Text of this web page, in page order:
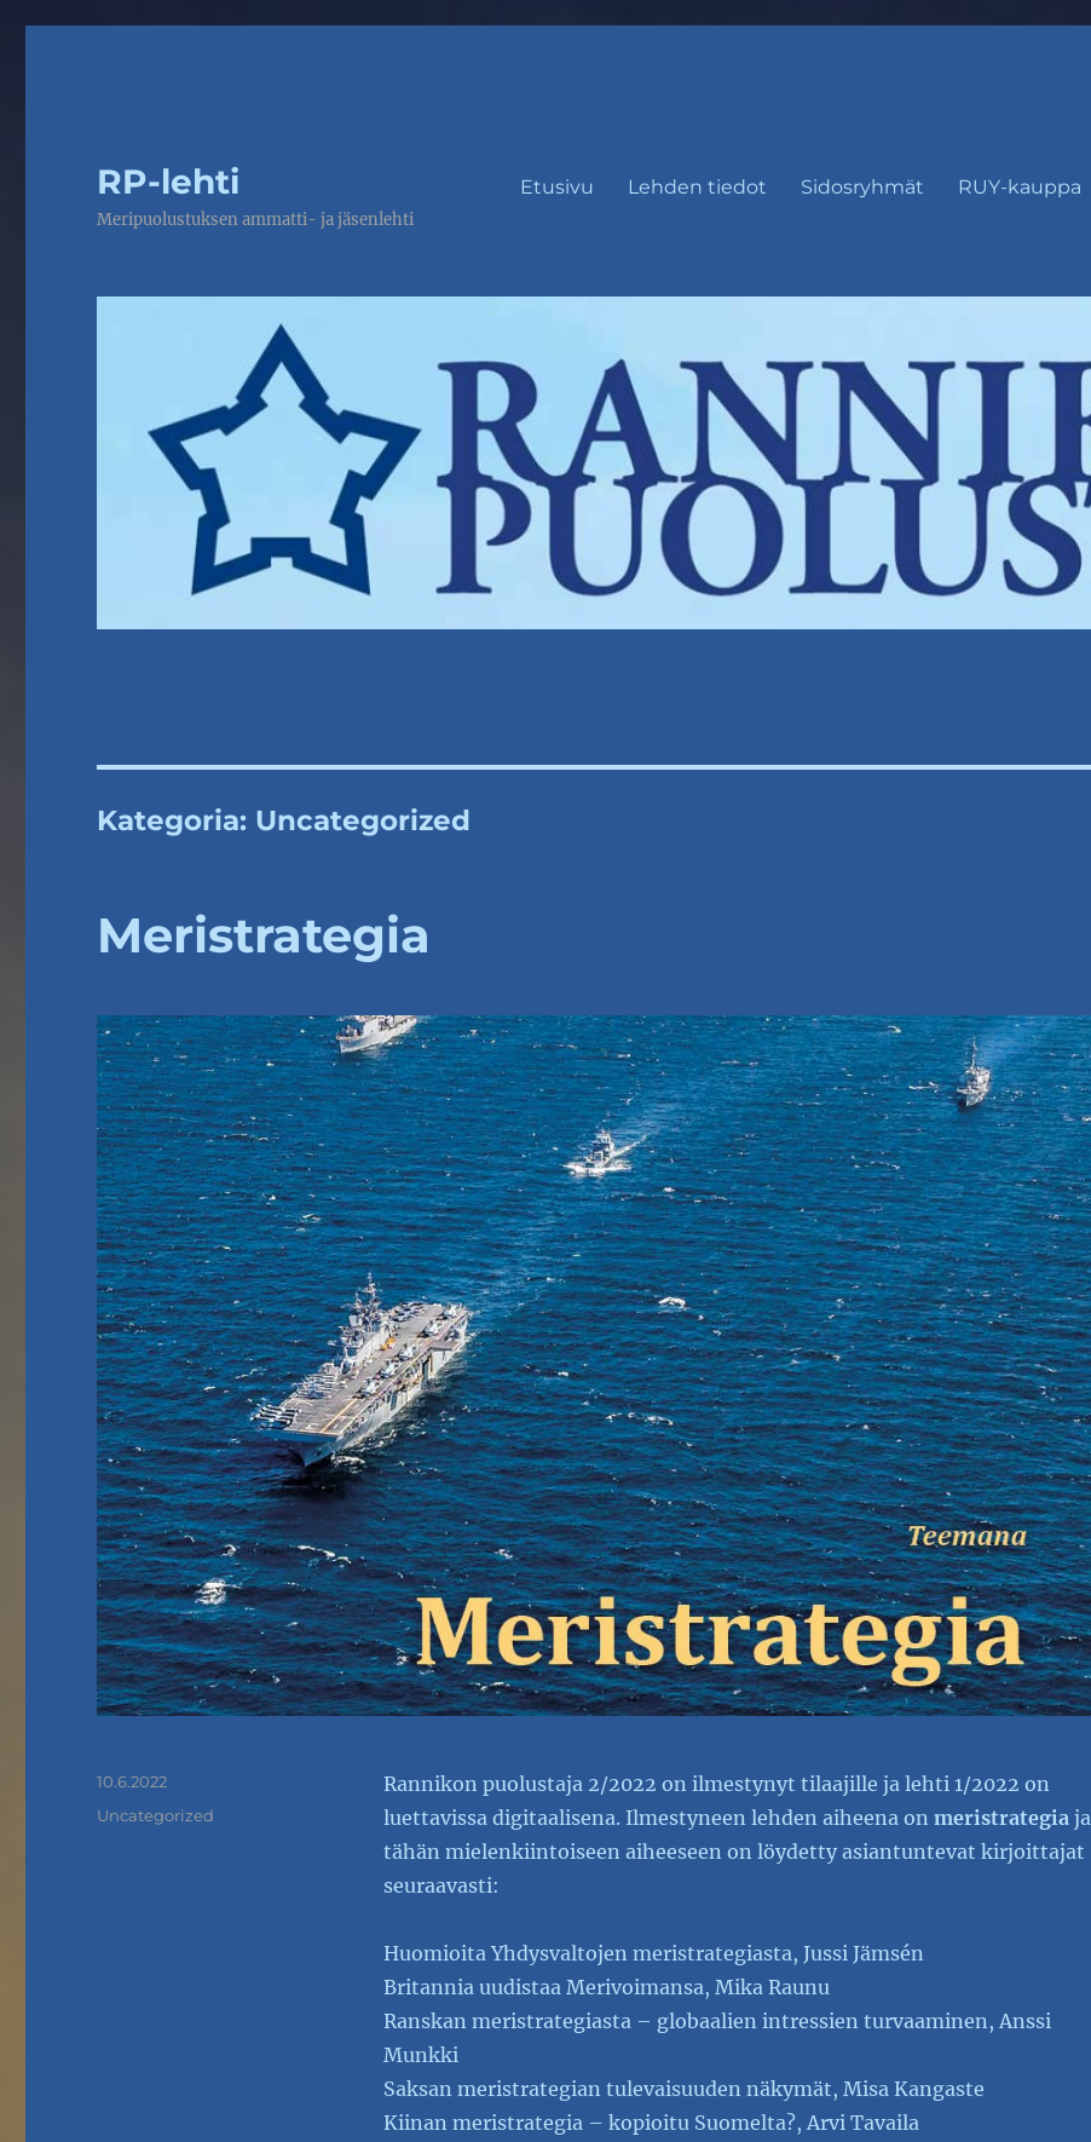
RP-lehti
Meripuolustuksen ammatti- ja jäsenlehti
Etusivu Lehden tiedot Sidosryhmät RUY-kauppa
Kategoria: Uncategorized
Meristrategia
Rannikon puolustaja 2/2022 on ilmestynyt tilaajille ja lehti 1/2022 on
luettavissa digitaalisena. Ilmestyneen lehden aiheena on meristrategia ja
tähän mielenkiintoiseen aiheeseen on löydetty asiantuntevat kirjoittajat
seuraavasti:
Huomioita Yhdysvaltojen meristrategiasta, Jussi Jämsén
Britannia uudistaa Merivoimansa, Mika Raunu
Ranskan meristrategiasta – globaalien intressien turvaaminen, Anssi
Munkki
Saksan meristrategian tulevaisuuden näkymät, Misa Kangaste
Kiinan meristrategia – kopioitu Suomelta?, Arvi Tavaila
Julkaistu
10.6.2022
Kategoriat
Uncategorized